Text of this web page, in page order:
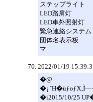
ステップライト
LED路肩灯
LED車外照射灯
緊急連絡システム
団体名表示板
マ
2022/01/19
�@
�¡
�i2015/10/25